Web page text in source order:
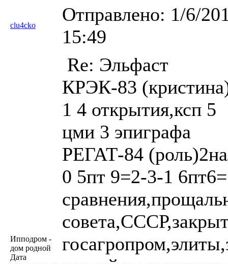
clu4cko
Отправлено: 1/6/
15:49
Ипподром -
дом родной
Дата
Re: Эльфаст
КРЭК-83
1 4 открытия,ксп 5
цми 3 эпиграфа
РЕГАТ-84
0 5пт 9=2-3-1